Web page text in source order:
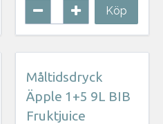
Köp
Måltidsdryck
Äpple 1+5 9L BIB
Fruktjuice